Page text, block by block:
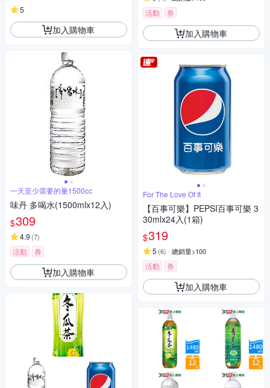
5
加入購物車
一天至少需要的量1500cc
味丹 多喝水(1500mlx12入)
$309
4.9 (7)
活動 券
加入購物車
活動 券
加入購物車
For The Love Of It
【百事可樂】PEPSI百事可樂 3
30mlx24入(1箱)
$319
5 (6) 總銷量>100
活動 券
加入購物車